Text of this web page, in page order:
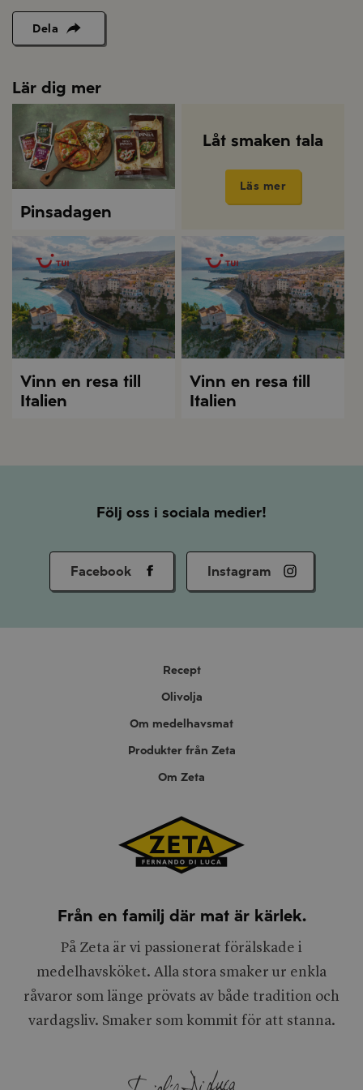
Dela
Lär dig mer
Pinsadagen
Låt smaken tala
Läs mer
Vinn en resa till
Italien
Vinn en resa till
Italien
Följ oss i sociala medier!
Facebook Instagram
Recept
Olivolja
Om medelhavsmat
Produkter från Zeta
Om Zeta
Från en familj där mat är kärlek.
På Zeta är vi passionerat förälskade i
medelhavsköket. Alla stora smaker ur enkla
råvaror som länge prövats av både tradition och
vardagsliv. Smaker som kommit för att stanna.